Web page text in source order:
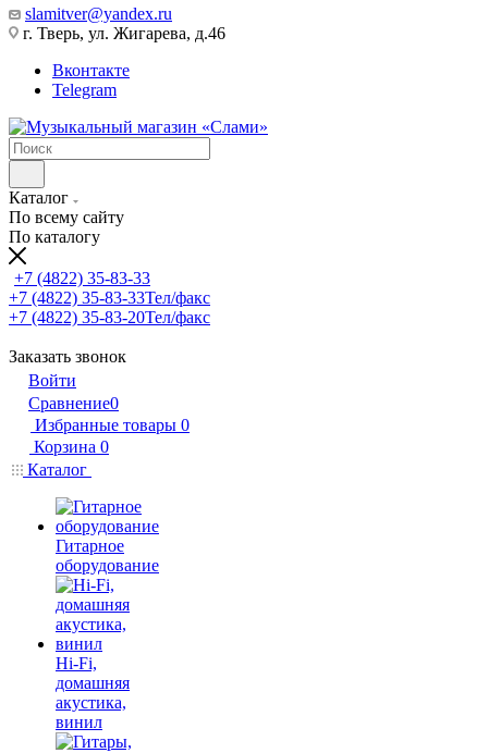
slamitver@yandex.ru
г. Тверь, ул. Жигарева, д.46
Вконтакте
Telegram
Каталог
По всему сайту
По каталогу
+7 (4822) 35-83-33
+7 (4822) 35-83-33Тел/факс
+7 (4822) 35-83-20Тел/факс
Заказать звонок
Войти
Сравнение0
Избранные товары 0
Корзина 0
Каталог
Гитарное
оборудование
Hi-Fi,
домашняя
акустика,
винил